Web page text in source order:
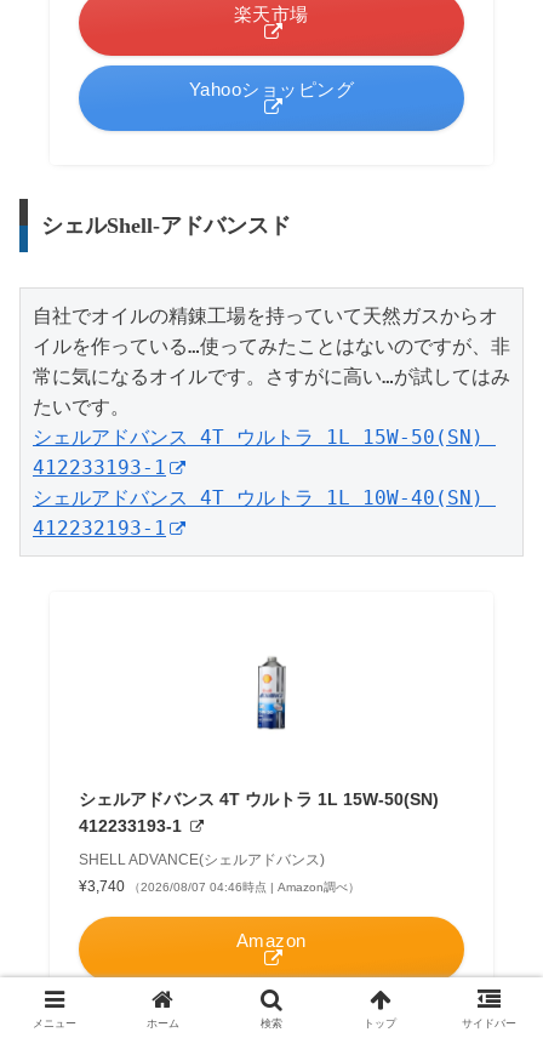
楽天市場
Yahooショッピング
シェルShell-アドバンスド
自社でオイルの精錬工場を持っていて天然ガスからオ
イルを作っている…使ってみたことはないのですが、非
常に気になるオイルです。さすがに高い…が試してはみ
シェルアドバンス 4T ウルトラ 1L 15W-50(SN)
412233193-1
シェルアドバンス 4T ウルトラ 1L 10W-40(SN)
412232193-1
シェルアドバンス 4T ウルトラ 1L 15W-50(SN)
412233193-1
SHELL ADVANCE(シェルアドバンス)
¥3,740
（2026/08/07 04:46時点 | Amazon調べ）
Amazon
楽天市場
メニュー ホーム 検索 トップ サイドバー